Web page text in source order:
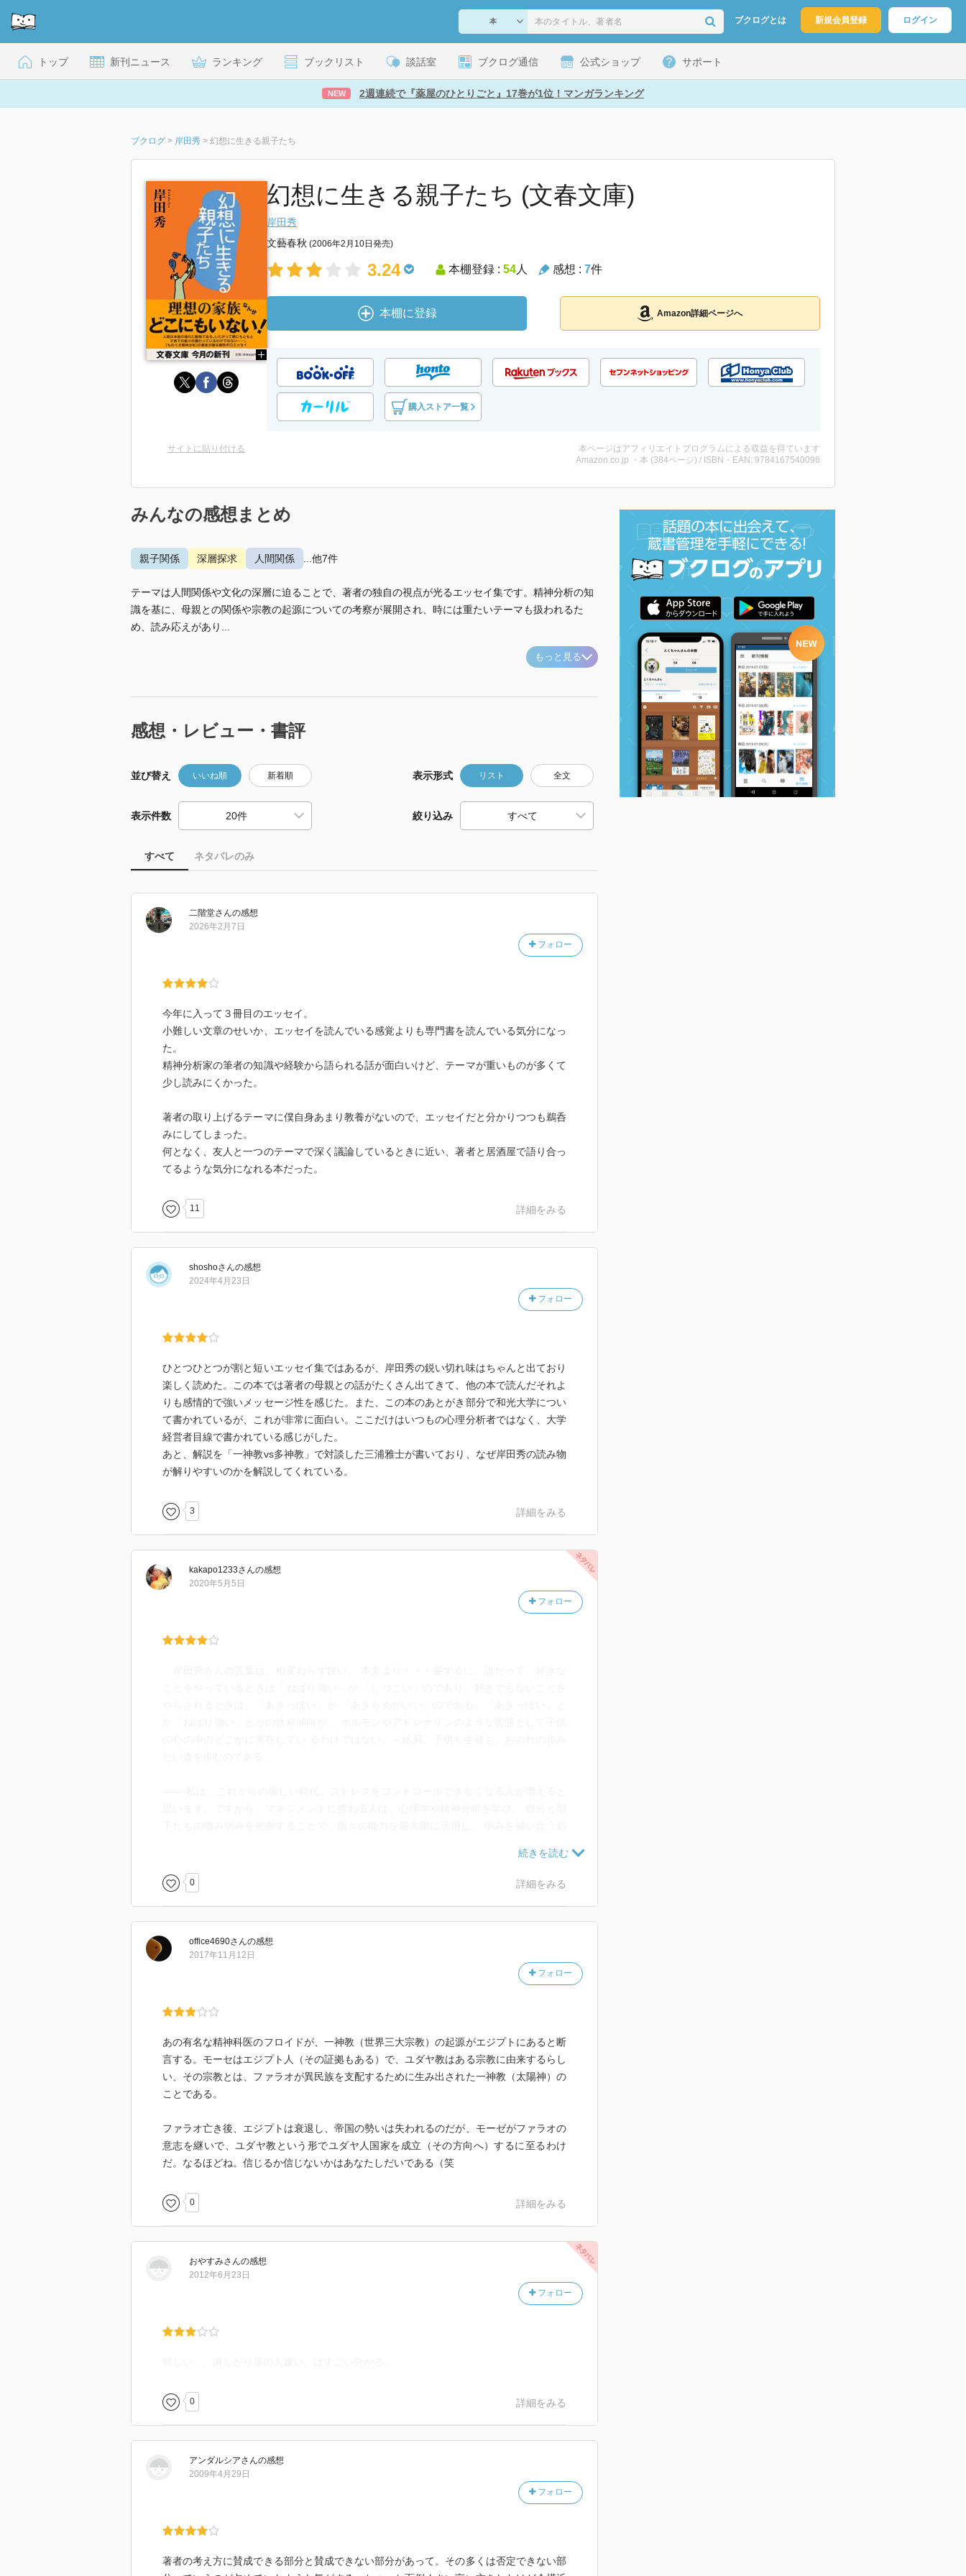
ブクログとは 新規会員登録 ログイン
トップ 新刊ニュース ランキング ブックリスト 談話室 ブクログ通信 公式ショップ サポート
NEW 2週連続で『薬屋のひとりごと』17巻が1位！マンガランキング
ブクログ > 岸田秀 > 幻想に生きる親子たち
幻想に生きる親子たち (文春文庫)
岸田秀
文藝春秋 (2006年2月10日発売)
3.24 本棚登録 : 54人 感想 : 7件
本棚に登録 Amazon詳細ページへ
購入ストア一覧
サイトに貼り付ける
本ページはアフィリエイトプログラムによる収益を得ています
Amazon.co.jp ・本 (384ページ) / ISBN・EAN: 9784167540098
みんなの感想まとめ
親子関係 深層探求 人間関係 ...他7件
テーマは人間関係や文化の深層に迫ることで、著者の独自の視点が光るエッセイ集です。精神分析の知
識を基に、母親との関係や宗教の起源についての考察が展開され、時には重たいテーマも扱われるた
め、読み応えがあり...
もっと見る
感想・レビュー・書評
並び替え いいね順 新着順 表示形式 リスト 全文
表示件数 絞り込み
すべて ネタバレのみ
二階堂さんの感想
フォロー
2026年2月7日
今年に入って３冊目のエッセイ。
小難しい文章のせいか、エッセイを読んでいる感覚よりも専門書を読んでいる気分になっ
た。
精神分析家の筆者の知識や経験から語られる話が面白いけど、テーマが重いものが多くて
少し読みにくかった。
著者の取り上げるテーマに僕自身あまり教養がないので、エッセイだと分かりつつも鵜呑
みにしてしまった。
何となく、友人と一つのテーマで深く議論しているときに近い、著者と居酒屋で語り合っ
てるような気分になれる本だった。
11 詳細をみる
shoshoさんの感想
フォロー
2024年4月23日
ひとつひとつが割と短いエッセイ集ではあるが、岸田秀の鋭い切れ味はちゃんと出ており
楽しく読めた。この本では著者の母親との話がたくさん出てきて、他の本で読んだそれよ
りも感情的で強いメッセージ性を感じた。また、この本のあとがき部分で和光大学につい
て書かれているが、これが非常に面白い。ここだけはいつもの心理分析者ではなく、大学
経営者目線で書かれている感じがした。
あと、解説を「一神教vs多神教」で対談した三浦雅士が書いており、なぜ岸田秀の読み物
が解りやすいのかを解説してくれている。
3 詳細をみる
kakapo1233さんの感想
フォロー
2020年5月5日
以下は、岸田秀さんの言葉ではなかったかもしれませんが「人は誰でも（やりたくない
ことを含めて）、その時、一番やりたいことをやらざるを得ない。」という話です。ねば
精神分析が示しているのは、どんなにテクノロジーが進歩しても、太古から変わらない
人間の欲望を示しているという点で、押さえておきたいと思います。
器の中の大人』を読んだことが切っ掛けでした。本当に、喉の閊えが取れた感じがしまし
0 詳細をみる
office4690さんの感想
フォロー
2017年11月12日
あの有名な精神科医のフロイドが、一神教（世界三大宗教）の起源がエジプトにあると断
言する。モーセはエジプト人（その証拠もある）で、ユダヤ教はある宗教に由来するらし
い、その宗教とは、ファラオが異民族を支配するために生み出された一神教（太陽神）の
ことである。
ファラオ亡き後、エジプトは衰退し、帝国の勢いは失われるのだが、モーゼがファラオの
意志を継いで、ユダヤ教という形でユダヤ人国家を成立（その方向へ）するに至るわけ
だ。なるほどね。信じるか信じないかはあなたしだいである（笑
0 詳細をみる
おやすみさんの感想
フォロー
2012年6月23日
0 詳細をみる
アンダルシアさんの感想
フォロー
2009年4月29日
著者の考え方に賛成できる部分と賛成できない部分があって。その多くは否定できない部